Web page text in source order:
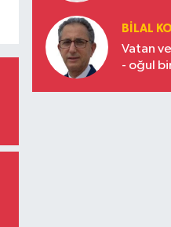
BILAL
Vatan
- oğul